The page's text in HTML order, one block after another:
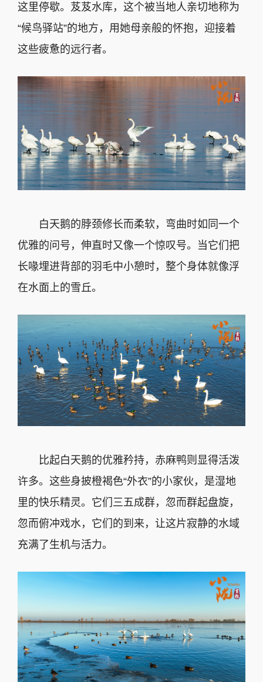
这里停歇。芨芨水库，这个被当地人亲切地称为
“候鸟驿站”的地方，用她母亲般的怀抱，迎接着
这些疲惫的远行者。
白天鹅的脖颈修长而柔软，弯曲时如同一个
优雅的问号，伸直时又像一个惊叹号。当它们把
长喙埋进背部的羽毛中小憩时，整个身体就像浮
在水面上的雪丘。
比起白天鹅的优雅矜持，赤麻鸭则显得活泼
许多。这些身披橙褐色“外衣”的小家伙，是湿地
里的快乐精灵。它们三五成群，忽而群起盘旋，
忽而俯冲戏水，它们的到来，让这片寂静的水域
充满了生机与活力。